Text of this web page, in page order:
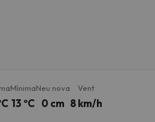
Mínima
13 ºC
Neu nova
0 cm
Vent
8 km/h